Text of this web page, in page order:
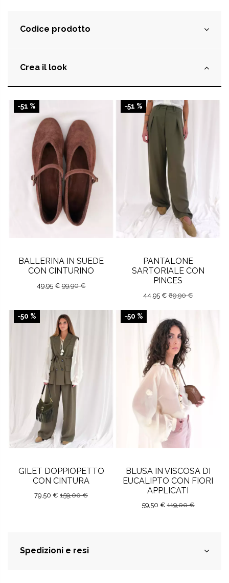
Codice prodotto
Crea il look
-51 %
BALLERINA IN SUEDE
CON CINTURINO
49,95 €99,90 €
-51 %
PANTALONE
SARTORIALE CON
PINCES
44,95 €89,90 €
-50 %
GILET DOPPIOPETTO
CON CINTURA
79,50 € 159,00 €
-50 %
BLUSA IN VISCOSA DI
EUCALIPTO CON FIORI
APPLICATI
59,50 €119,00 €
Spedizioni e resi